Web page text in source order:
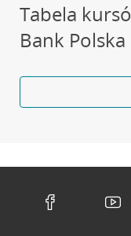
Tabela
Bank Polska